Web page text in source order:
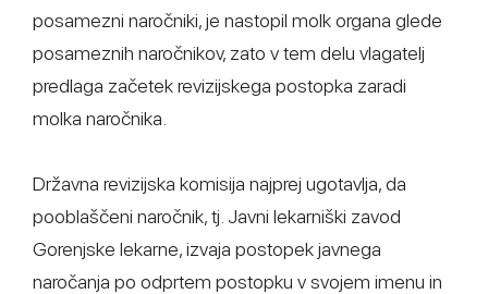
posamezni naročniki, je nastopil molk organa glede
posameznih naročnikov, zato v tem delu vlagatelj
predlaga začetek revizijskega postopka zaradi
molka naročnika.
Državna revizijska komisija najprej ugotavlja, da
pooblaščeni naročnik, tj. Javni lekarniški zavod
Gorenjske lekarne, izvaja postopek javnega
naročanja po odprtem postopku v svojem imenu in